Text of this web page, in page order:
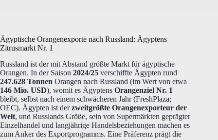
Ägyptische Orangenexporte nach Russland: Ägyptens
Zitrusmarkt Nr. 1
Russland ist der mit Abstand größte Markt für ägyptische
Orangen. In der Saison 2024/25 verschiffte Ägypten rund
247.628 Tonnen Orangen nach Russland (im Wert von etwa
146 Mio. USD), womit es Ägyptens Orangenziel Nr. 1
bleibt, selbst nach einem schwächeren Jahr (FreshPlaza;
OEC). Ägypten ist derzweitgrößte Orangenexporteur der
Welt, und Russlands Größe, sein von Supermärkten geprägter
Einzelhandel und langjährige Handelsbeziehungen machen es
zum Anker des Exportprogramms. Eine Präferenz prägt die